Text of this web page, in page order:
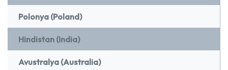
Polonya (Poland)
Hindistan (India)
Avustralya (Australia)